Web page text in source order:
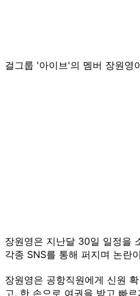
걸그룹 '아이브'의 멤버 장원영
장원영은 지난달 30일 일정을
각종 SNS를 통해 퍼지며 논란
장원영은 공항직원에게 신원
고, 한 손으로 여권을 받고 빠